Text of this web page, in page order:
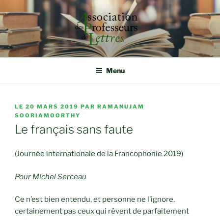
au
contenu
principal
ASSOCIATION DES
PROFESSEURS DE LETTRES
Rassembler, étudier et défendre autour de la qualité
Menu
LE PUBLIÉ
LE
20 MARS 2019 PAR RAMANUJAM
SOORIAMOORTHY
Le français sans faute
(Journée internationale de la Francophonie 2019)
Pour Michel Serceau
Ce n’est bien entendu, et personne ne l’ignore,
certainement pas ceux qui rêvent de parfaitement